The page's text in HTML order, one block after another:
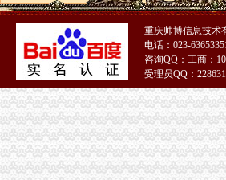
成都注册新公司有哪些流程手续费用？_贝多财
公司设立流程[46p].ppt
食品公司在沙坪坝区办注册要多久能开始运营_
办理企业税务登记证-税务代理-武汉八方鼎力财
【税务登记证】税务登记证有效期税务登记证
公司设立登记服务工作流程-姜爱律师文集
北京公司注册流程及注意事项_百度经验
资本管理公司注册条件,办理公司注册的条件
重庆沙坪坝工商**公司注册重庆沙坪坝工商**
沙坪坝哪里可以办理,沙坪坝哪里能够办理个人
重庆帅博信息技术
电话：023-
咨询QQ：工商：
受理员QQ：
51La